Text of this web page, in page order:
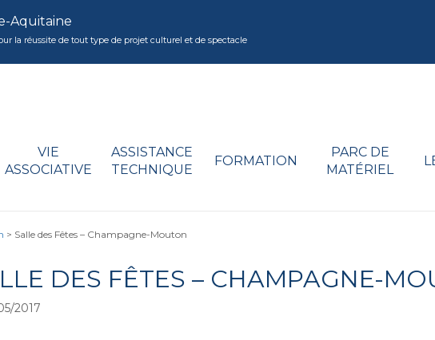
Aquitaine
la réussite de tout type de projet culturel et de spectacle
VIE
ASSOCIATIVE
ASSISTANCE
TECHNIQUE
FORMATION
PARC DE
MATÉRIEL
> Salle des Fêtes – Champagne-Mouton
DES FÊTES – CHAMPAGNE-
2017